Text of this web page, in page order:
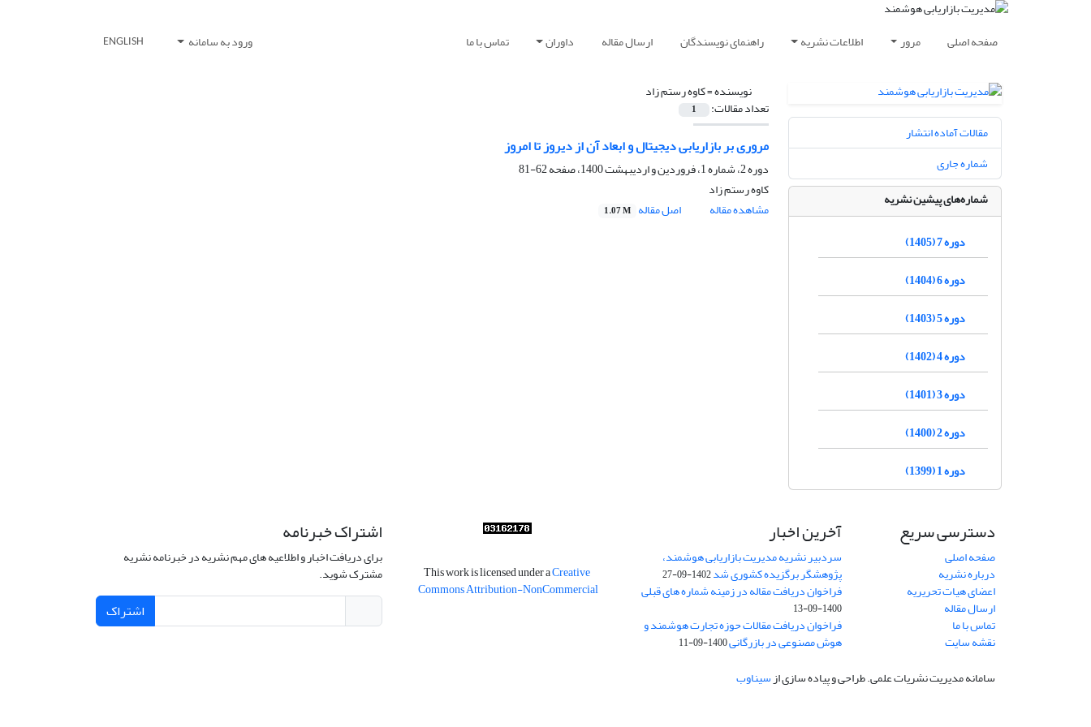
صفحه اصلی مرور اطلاعات نشریه راهنمای نویسندگان ارسال مقاله داوران تماس با ما ورود به سامانه ENGLISH
نویسنده =کاوه رستم زاد
تعداد مقالات: 1
مروری بر بازاریابی دیجیتال و ابعاد آن از دیروز تا امروز
دوره 2، شماره 1، فروردین و اردیبهشت 1400، صفحه
62-81
کاوه رستم زاد
مشاهده مقاله
اصل مقاله 1.07 M
مقالات آماده انتشار
شماره جاری
شماره‌های پیشین نشریه
دوره 7 (1405)
دوره 6 (1404)
دوره 5 (1403)
دوره 4 (1402)
دوره 3 (1401)
دوره 2 (1400)
دوره 1 (1399)
دسترسی سریع
صفحه اصلی
درباره نشریه
اعضای هیات تحریریه
ارسال مقاله
تماس با ما
نقشه سایت
آخرین اخبار
سردبیر نشریه مدیریت بازاریابی هوشمند،
پژوهشگر برگزیده کشوری شد1402-09-27
فراخوان دریافت مقاله در زمینه شماره های قبلی
1400-09-13
فراخوان دریافت مقالات حوزه تجارت هوشمند و
هوش مصنوعی در بازرگانی1400-09-11
This work is licensed under aCreative
Commons Attribution-NonCommercial
اشتراک خبرنامه
برای دریافت اخبار و اطلاعیه های مهم نشریه در خبرنامه نشریه
مشترک شوید.
اشتراک
سامانه مدیریت نشریات علمی.طراحی و پیاده سازی ازسیناوب